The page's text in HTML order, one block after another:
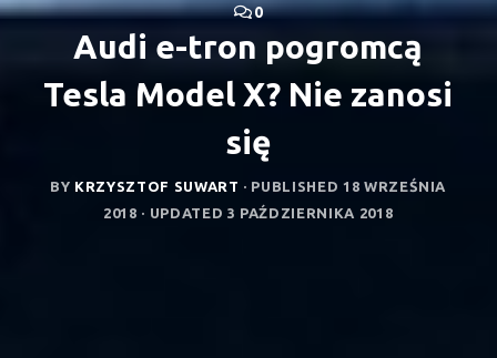
0
Audi e-tron pogromcą
Tesla Model X? Nie zanosi
się
BY KRZYSZTOF SUWART · PUBLISHED 18 WRZEŚNIA
2018 · UPDATED 3 PAŹDZIERNIKA 2018